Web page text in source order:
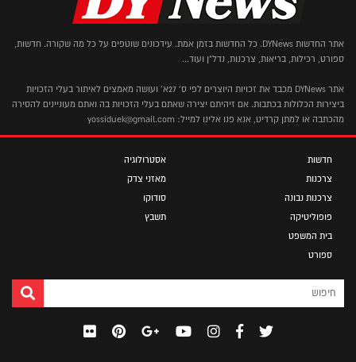
אתר החדשות DYNews. כל החדשות בזמן אמת. עידכונים שוטפים על כל מה שקורה. חדשות,
ספורט, רכילות, בריאות, צרכנות, נדל"ן ועוד...
אתר DYNews מכבד את זכויות היוצרים לפי ס' 27א' ועושה מאמצים לאיתור בעלי הזכויות
ביצירות הכלולות בכתבות. אם זיהיתם יצירה שאתם בעלי הזכויות בה ואתם מעוניינים להסירה
מהכתבה או למתן קרדיט, אנא פנו אלינו למייל: yossiduek@gmail.com
חדשות
צרכנות
צרכנות נבונה
פופוליטיקה
בית המשפט
ספורט
אסטרולוגיה
מאזני צדק
סודוקו
תשבץ